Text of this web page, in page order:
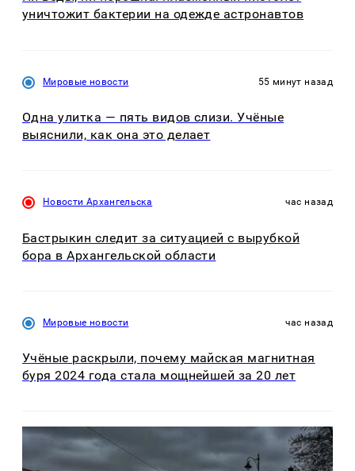
уничтожит бактерии на одежде астронавтов
Мировые новости 55 минут назад
Одна улитка — пять видов слизи. Учёные
выяснили, как она это делает
Новости Архангельска час назад
Бастрыкин следит за ситуацией с вырубкой
бора в Архангельской области
Мировые новости час назад
Учёные раскрыли, почему майская магнитная
буря 2024 года стала мощнейшей за 20 лет